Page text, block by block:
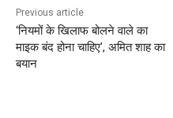
Previous article
‘नियमों के खिलाफ बोलने वाले का
माइक बंद होना चाहिए’, अमित शाह का
बयान